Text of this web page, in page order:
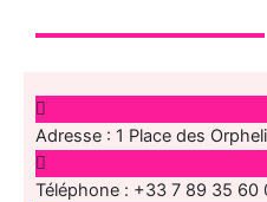
Adresse : 1 Place des
Téléphone : +33 7 89 35 60